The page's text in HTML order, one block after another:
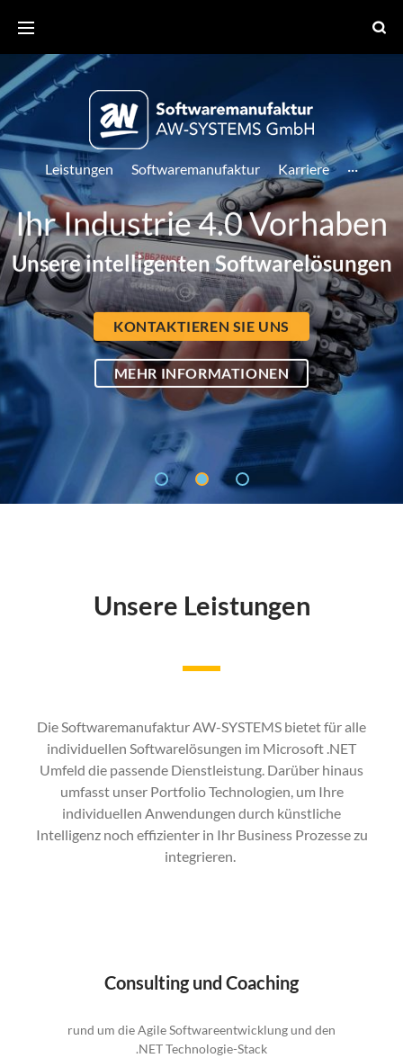
Leistungen Softwaremanufaktur Karriere ···
Ihr Industrie 4.0 Vorhaben
Unsere intelligenten Softwarelösungen
KONTAKTIEREN SIE UNS
MEHR INFORMATIONEN
Unsere Leistungen
Die Softwaremanufaktur AW-SYSTEMS bietet für alle
individuellen Softwarelösungen im Microsoft .NET
Umfeld die passende Dienstleistung. Darüber hinaus
umfasst unser Portfolio Technologien, um Ihre
individuellen Anwendungen durch künstliche
Intelligenz noch effizienter in Ihr Business Prozesse zu
integrieren.
Consulting und Coaching
rund um die Agile Softwareentwicklung und den
.NET Technologie-Stack